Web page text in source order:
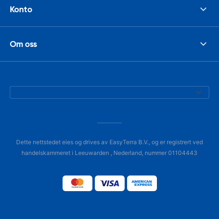
Konto
Om oss
Dette nettstedet eies og drives av EasyTerra B.V., og er registrert ved
handelskammeret i Leeuwarden , Nederland, nummer 01104443